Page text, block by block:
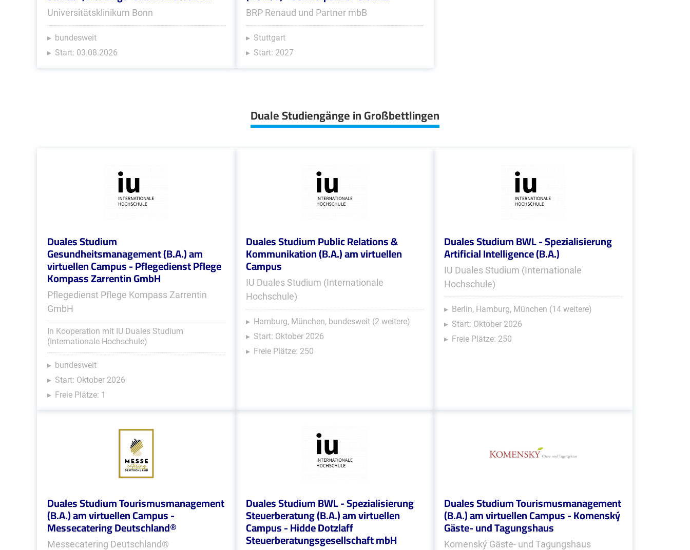
Universitätsklinikum Bonn
bundesweit
Start: 03.08.2026
BRP Renaud und Partner mbB
Stuttgart
Start: 2027
Duale Studiengänge in Großbettlingen
Duales Studium
Gesundheitsmanagement (B.A.) am
virtuellen Campus - Pflegedienst Pflege
Kompass Zarrentin GmbH
Pflegedienst Pflege Kompass Zarrentin
GmbH
In Kooperation mit IU Duales Studium
(Internationale Hochschule)
bundesweit
Start: Oktober 2026
Freie Plätze: 1
Duales Studium Public Relations &
Kommunikation (B.A.) am virtuellen
Campus
IU Duales Studium (Internationale
Hochschule)
Hamburg, München, bundesweit (2 weitere)
Start: Oktober 2026
Freie Plätze: 250
Duales Studium BWL - Spezialisierung
Artificial Intelligence (B.A.)
IU Duales Studium (Internationale
Hochschule)
Berlin, Hamburg, München (14 weitere)
Start: Oktober 2026
Freie Plätze: 250
Duales Studium Tourismusmanagement
(B.A.) am virtuellen Campus -
Messecatering Deutschland®
Messecatering Deutschland®
Duales Studium BWL - Spezialisierung
Steuerberatung (B.A.) am virtuellen
Campus - Hidde Dotzlaff
Steuerberatungsgesellschaft mbH
Duales Studium Tourismusmanagement
(B.A.) am virtuellen Campus - Komenský
Gäste- und Tagungshaus
Komenský Gäste- und Tagungshaus